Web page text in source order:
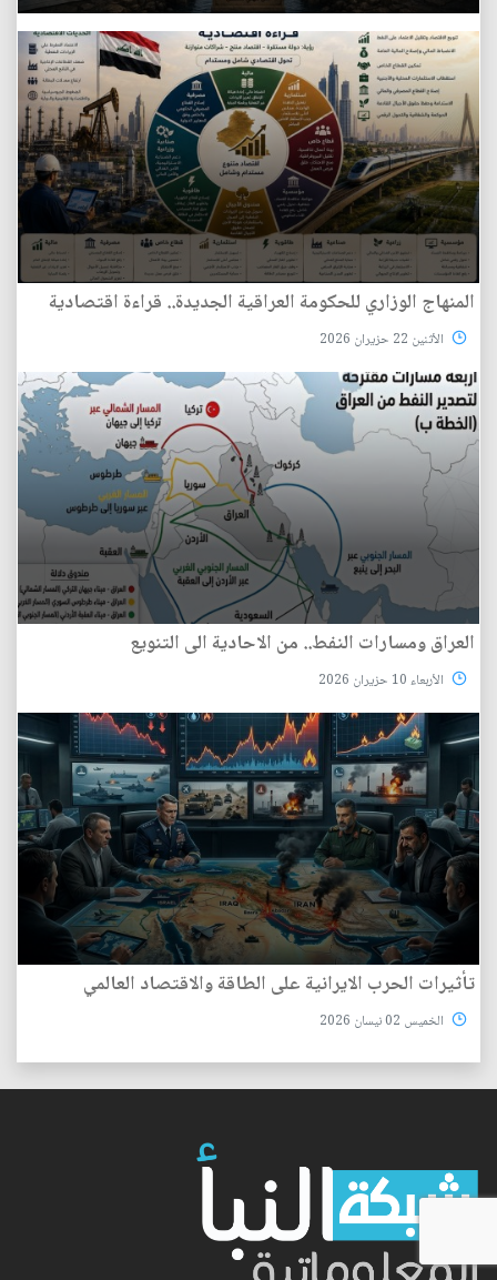
المنهاج الوزاري للحكومة العراقية الجديدة.. قراءة اقتصادية
الأثنين 22 حزيران 2026
العراق ومسارات النفط.. من الاحادية الى التنويع
الأربعاء 10 حزيران 2026
تأثيرات الحرب الايرانية على الطاقة والاقتصاد العالمي
الخميس 02 نيسان 2026